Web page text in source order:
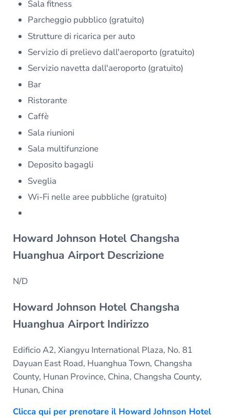
Sala fitness
Parcheggio pubblico (gratuito)
Strutture di ricarica per auto
Servizio di prelievo dall'aeroporto (gratuito)
Servizio navetta dall'aeroporto (gratuito)
Bar
Ristorante
Caffè
Sala riunioni
Sala multifunzione
Deposito bagagli
Sveglia
Wi-Fi nelle aree pubbliche (gratuito)
Howard Johnson Hotel Changsha
Huanghua Airport Descrizione
N/D
Howard Johnson Hotel Changsha
Huanghua Airport Indirizzo
Edificio A2, Xiangyu International Plaza, No. 81
Dayuan East Road, Huanghua Town, Changsha
County, Hunan Province, China, Changsha County,
Hunan, China
Clicca qui per prenotare il Howard Johnson Hotel